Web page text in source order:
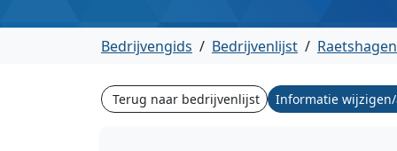
Bedrijvengids / Bedrijvenlijst /
Terug naar bedrijvenlijst Informatie